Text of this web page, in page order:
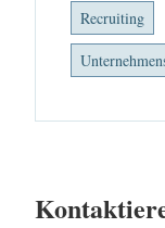
Recruiting